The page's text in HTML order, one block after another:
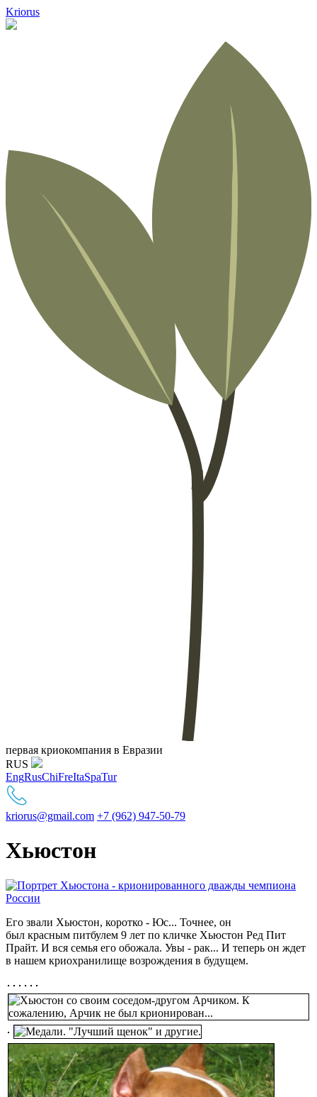
Kriorus
первая криокомпания в Евразии
RUS
EngRusChiFreItaSpaTur
kriorus@gmail.com +7 (962) 947-50-79
Хьюстон
Его звали Хьюстон, коротко - Юс... Точнее, он
был красным питбулем 9 лет по кличке Хьюстон Ред Пит
Прайт. И вся семья его обожала. Увы - рак... И теперь он ждет
в нашем криохранилище возрождения в будущем.